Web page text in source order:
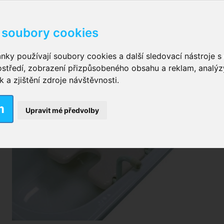
cookies
používají soubory cookies a další sledovací nástroje s
zobrazení přizpůsobeného obsahu a reklam,
a zjištění zdroje návštěvnosti.
Upravit mé předvolby
kalhotky zalepovací ,Inkontinenční kalhotky
vložky pro muže
plavky,Dámské inkontinenční plavky